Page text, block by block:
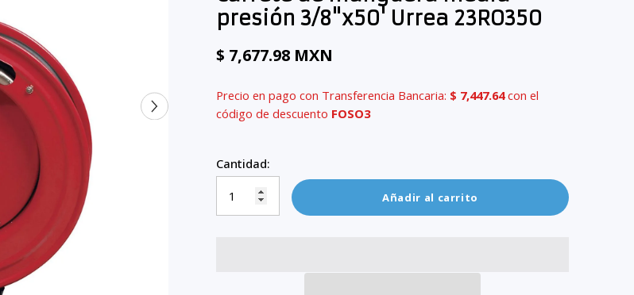
presión 3/8"x50' Urrea 23RO350
$ 7,677.98 MXN
Precio en pago con Transferencia Bancaria: $ 7,447.64con el
código de descuento FOSO3
Cantidad:
Añadir al carrito